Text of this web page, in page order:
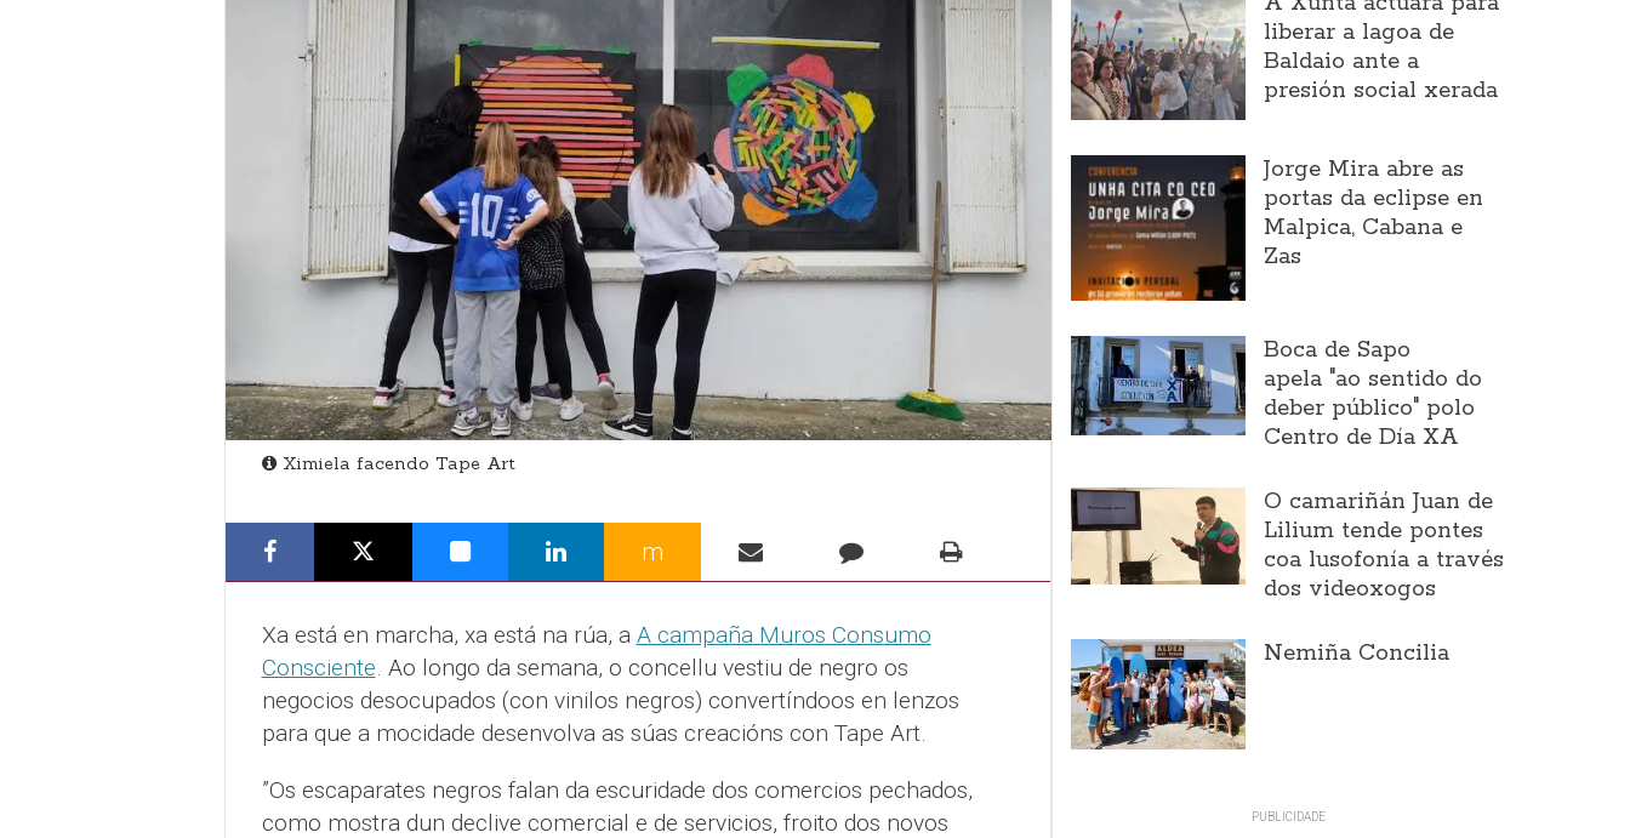
Ximiela facendo Tape Art
m
Xa está en marcha, xa está na rúa, a A campaña Muros Consumo
Consciente . Ao longo da semana, o concellu vestiu de negro os
negocios desocupados (con vinilos negros) convertíndoos en lenzos
para que a mocidade desenvolva as súas creacións con Tape Art.
”Os escaparates negros falan da escuridade dos comercios pechados,
como mostra dun declive comercial e de servicios, froito dos novos
liberar a lagoa de
Baldaio ante a
presión social xerada
Jorge Mira abre as
portas da eclipse en
Malpica, Cabana e
Zas
Boca de Sapo
apela "ao sentido do
deber público" polo
Centro de Día XA
O camariñán Juan de
Lilium tende pontes
coa lusofonía a través
dos videoxogos
Nemiña Concilia